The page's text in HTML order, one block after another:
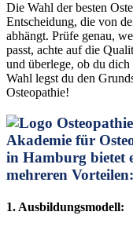
Die Wahl der besten
Entscheidung, die von
abhängt. Prüfe genau,
passt, achte auf die
und überlege, ob du
Wahl legst du den
Osteopathie!
Akademie für
in Hamburg bietet
mehreren Vorteilen:
1. Ausbildungsmodell: